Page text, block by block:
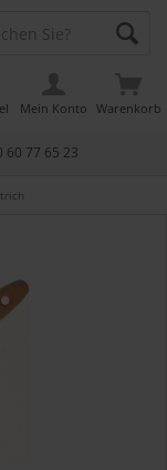
60 77 65 23
Warenkorb
Mein Konto